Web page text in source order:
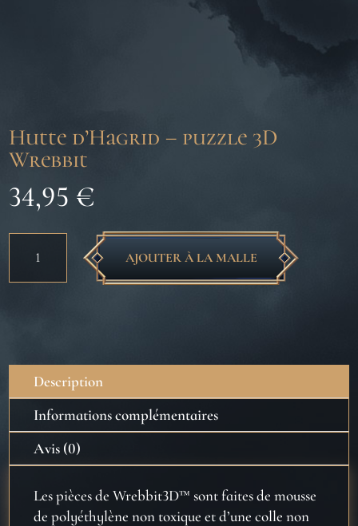
Hutte d’Hagrid – puzzle 3D
Wrebbit
34,95 €
Hutte
3D
Wrebbit
AJOUTER À LA MALLE
Description
Informations complémentaires
Avis (0)
Les pièces de Wrebbit3D™ sont faites de mousse
de polyéthylène non toxique et d’une colle non